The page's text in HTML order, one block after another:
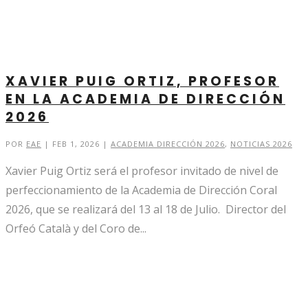
XAVIER PUIG ORTIZ, PROFESOR
EN LA ACADEMIA DE DIRECCIÓN
2026
POR EAE | FEB 1, 2026 | ACADEMIA DIRECCIÓN 2026, NOTICIAS 2026
Xavier Puig Ortiz será el profesor invitado de nivel de
perfeccionamiento de la Academia de Dirección Coral
2026, que se realizará del 13 al 18 de Julio. Director del
Orfeó Català y del Coro de...